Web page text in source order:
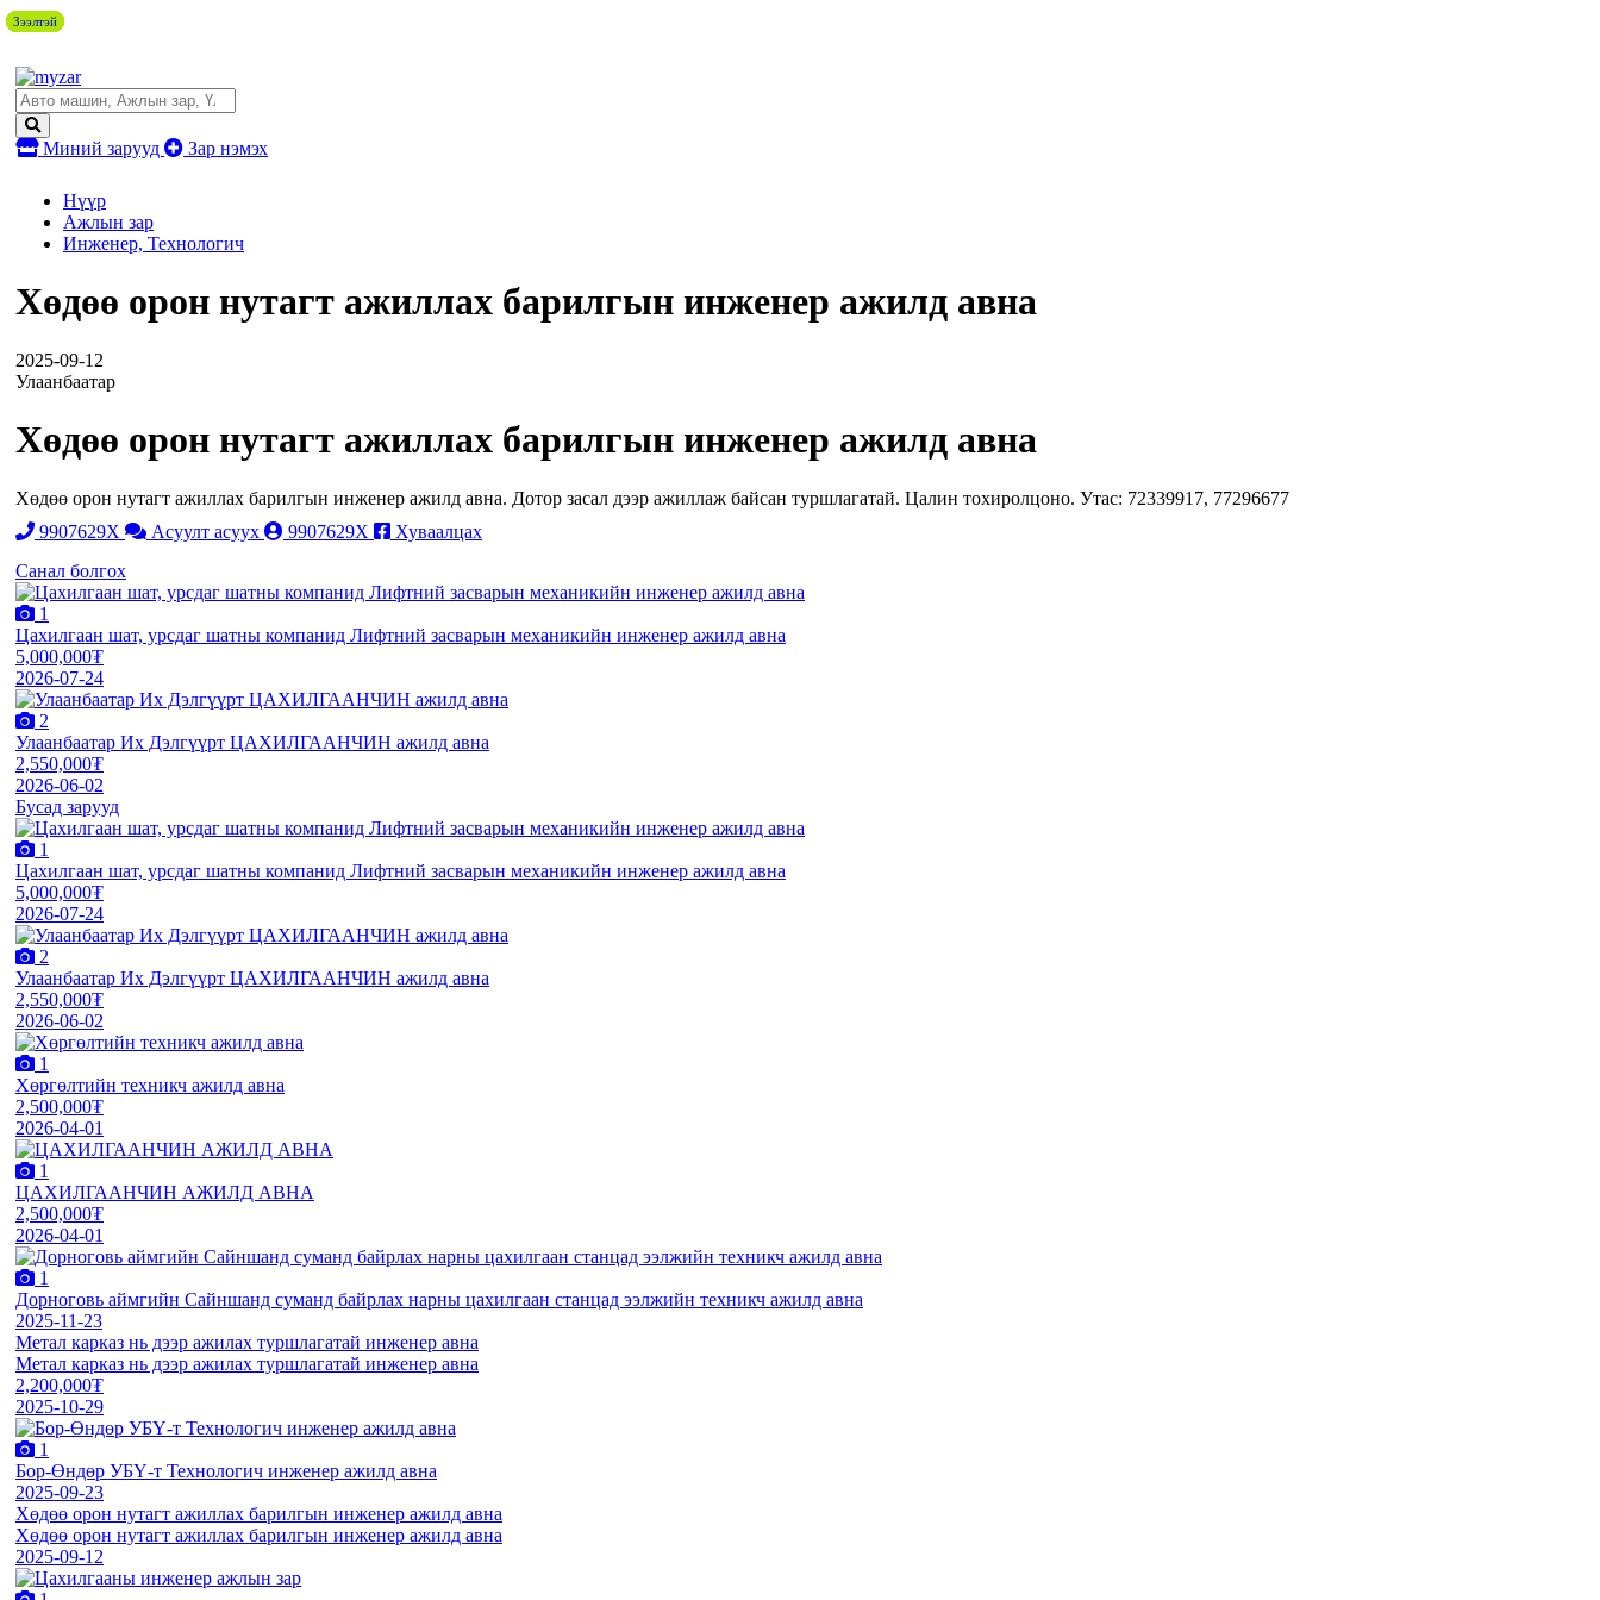
Миний зарууд Зар нэмэх
Нүүр
Ажлын зар
Инженер, Технологич
Хөдөө орон нутагт ажиллах барилгын инженер ажилд авна
2025-09-12
Улаанбаатар
Хөдөө орон нутагт ажиллах барилгын инженер ажилд авна
Хөдөө орон нутагт ажиллах барилгын инженер ажилд авна. Дотор засал дээр ажиллаж байсан туршлагатай. Цалин тохиролцоно. Утас: 72339917, 77296677
9907629X
Асуулт асуух 9907629X
Хуваалцах
Санал болгох
Зээлтэй
1
Цахилгаан шат, урсдаг шатны компанид Лифтний засварын механикийн инженер ажилд авна
5,000,000₮
2026-07-24
Зээлтэй
2
Улаанбаатар Их Дэлгүүрт ЦАХИЛГААНЧИН ажилд авна
2,550,000₮
2026-06-02
Бусад зарууд
Зээлтэй
1
Цахилгаан шат, урсдаг шатны компанид Лифтний засварын механикийн инженер ажилд авна
5,000,000₮
2026-07-24
Зээлтэй
2
Улаанбаатар Их Дэлгүүрт ЦАХИЛГААНЧИН ажилд авна
2,550,000₮
2026-06-02
Зээлтэй
1
Хөргөлтийн техникч ажилд авна
2,500,000₮
2026-04-01
Зээлтэй
1
ЦАХИЛГААНЧИН АЖИЛД АВНА
2,500,000₮
2026-04-01
1
Дорноговь аймгийн Сайншанд суманд байрлах нарны цахилгаан станцад ээлжийн техникч ажилд авна
2025-11-23
Метал карказ нь дээр ажилах туршлагатай инженер авна
Зээлтэй
Метал карказ нь дээр ажилах туршлагатай инженер авна
2,200,000₮
2025-10-29
1
Бор-Өндөр УБҮ-т Технологич инженер ажилд авна
2025-09-23
Хөдөө орон нутагт ажиллах барилгын инженер ажилд авна
Хөдөө орон нутагт ажиллах барилгын инженер ажилд авна
2025-09-12